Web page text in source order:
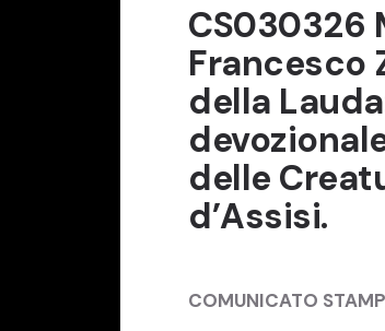
CS030326
Francesco
della
delle
d’Assisi.
COMUNICATO